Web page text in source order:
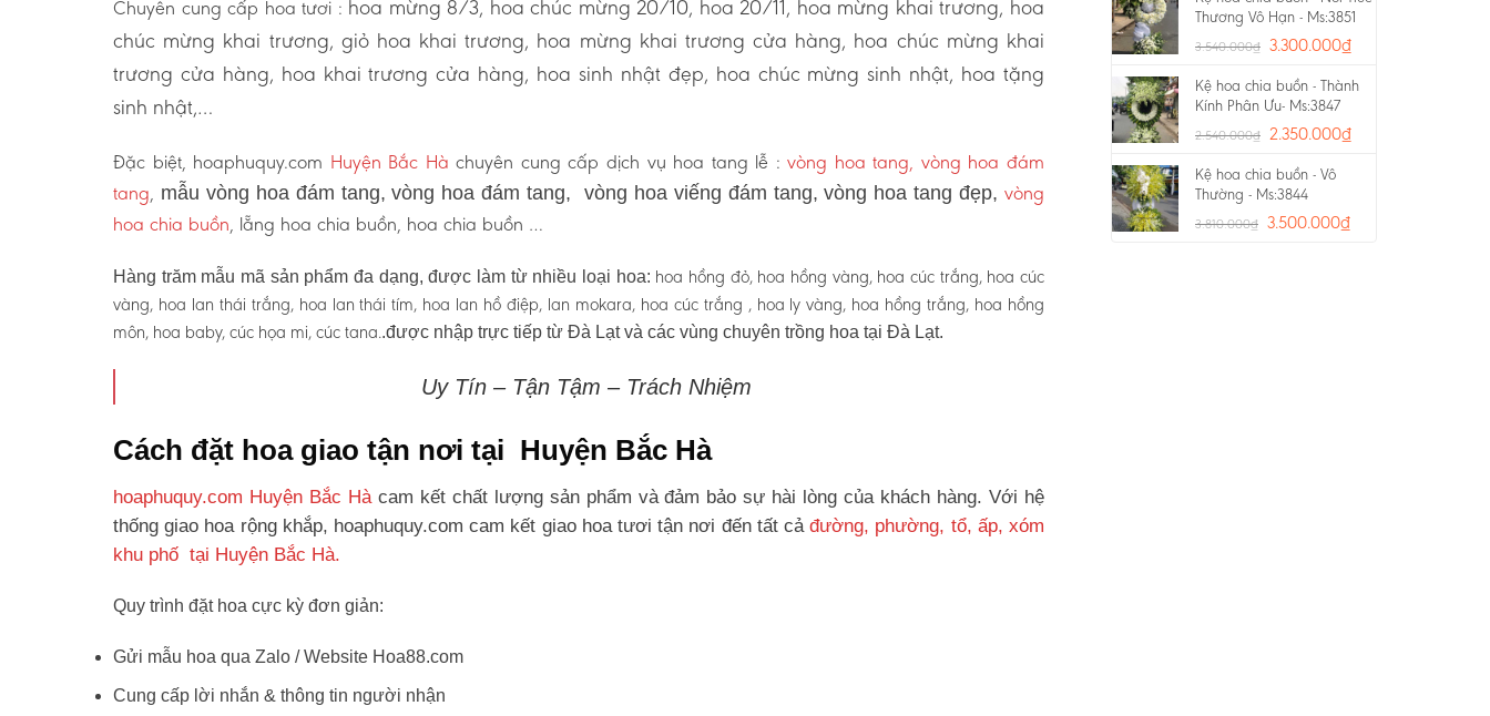
Chuyên cung cấp hoa tươi : hoa mừng 8/3, hoa chúc mừng 20/10, hoa 20/11, hoa mừng khai trương, hoa
chúc mừng khai trương, giỏ hoa khai trương, hoa mừng khai trương cửa hàng, hoa chúc mừng khai
trương cửa hàng, hoa khai trương cửa hàng, hoa sinh nhật đẹp, hoa chúc mừng sinh nhật, hoa tặng
sinh nhật,…
Đặc biệt, hoaphuquy.com Huyện Bắc Hà chuyên cung cấp dịch vụ hoa tang lễ :vòng hoa tang, vòng hoa đám
tang, mẫu vòng hoa đám tang, vòng hoa đám tang, vòng hoa viếng đám tang, vòng hoa tang đẹp,vòng
hoa chia buồn, lẵng hoa chia buồn, hoa chia buồn …
Hàng trăm mẫu mã sản phẩm đa dạng, được làm từ nhiều loại hoa: hoa hồng đỏ, hoa hồng vàng, hoa cúc trắng, hoa cúc
vàng, hoa lan thái trắng, hoa lan thái tím, hoa lan hồ điệp, lan mokara, hoa cúc trắng , hoa ly vàng, hoa hồng trắng, hoa hồng
môn, hoa baby, cúc họa mi, cúc tana..được nhập trực tiếp từ Đà Lạt và các vùng chuyên trồng hoa tại Đà Lạt.
Uy Tín – Tận Tậm – Trách Nhiệm
Cách đặt hoa giao tận nơi tại Huyện Bắc Hà
hoaphuquy.com Huyện Bắc Hàcam kết chất lượng sản phẩm và đảm bảo sự hài lòng của khách hàng. Với hệ
thống giao hoa rộng khắp, hoaphuquy.com cam kết giao hoa tươi tận nơi đến tất cảđường, phường, tổ, ấp, xóm
khu phố tại Huyện Bắc Hà.
Quy trình đặt hoa cực kỳ đơn giản:
Gửi mẫu hoa qua Zalo / Website Hoa88.com
Cung cấp lời nhắn & thông tin người nhận
Thương Vô Hạn - Ms:3851
3.540.000₫ 3.300.000₫
Kệ hoa chia buồn - Thành
Kính Phân Ưu- Ms:3847
2.540.000₫ 2.350.000₫
Kệ hoa chia buồn - Vô
Thường - Ms:3844
3.810.000₫ 3.500.000₫